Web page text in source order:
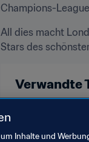
Champions-
All dies macht
Stars des
Verwandte
Inhalte und